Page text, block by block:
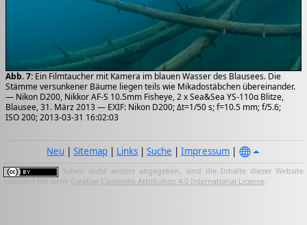
Abb. 7: Ein Filmtaucher mit Kamera im blauen Wasser des Blausees. Die
Stämme versunkener Bäume liegen teils wie Mikadostäbchen übereinander.
— Nikon D200, Nikkor AF-S 10.5mm Fisheye, 2 x Sea&Sea YS-110α Blitze,
Blausee, 31. März 2013 — EXIF: Nikon D200; Δt=1/50 s; f=10.5 mm; f/5.6;
ISO 200; 2013-03-31 16:02:03
Neu |Sitemap | Links |Suche |Impressum |
Sofern nicht anders angegeben, sind die Inhalte dieser Website
lizenziert mit einer Creative Commons Attribution 4.0 International License.